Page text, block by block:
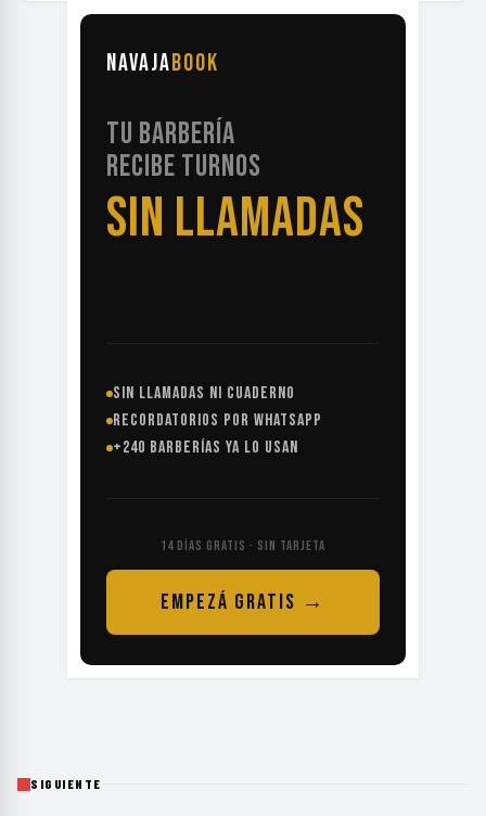
NAVAJABOOK
TU BARBERÍA
RECIBE TURNOS
SIN LLAMADAS
SIN LLAMADAS NI CUADERNO
RECORDATORIOS POR WHATSAPP
+240 BARBERÍAS YA LO USAN
14 DÍAS GRATIS · SIN TARJETA
EMPEZÁ GRATIS →
SIGUIENTE